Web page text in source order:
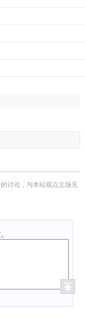
讨论，与本站观点立场无